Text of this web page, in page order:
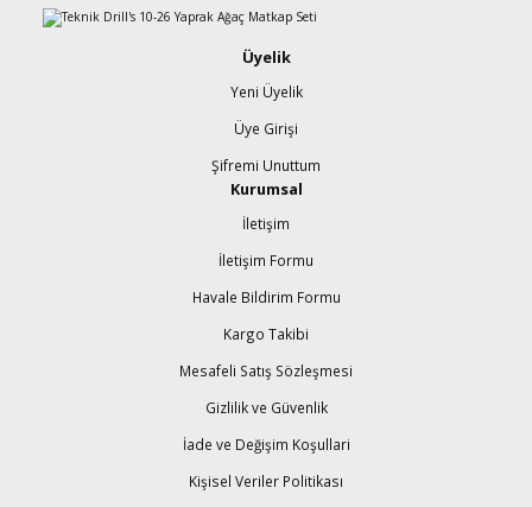
Üyelik
Yeni Üyelik
Üye Girişi
Şifremi Unuttum
Kurumsal
İletişim
İletişim Formu
Havale Bildirim Formu
Kargo Takibi
Mesafeli Satış Sözleşmesi
Gizlilik ve Güvenlik
İade ve Değişim Koşullari
Kişisel Veriler Politikası